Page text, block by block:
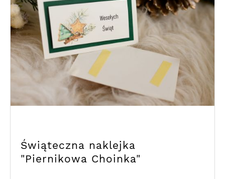
Świąteczna naklejka
"Piernikowa Choinka"